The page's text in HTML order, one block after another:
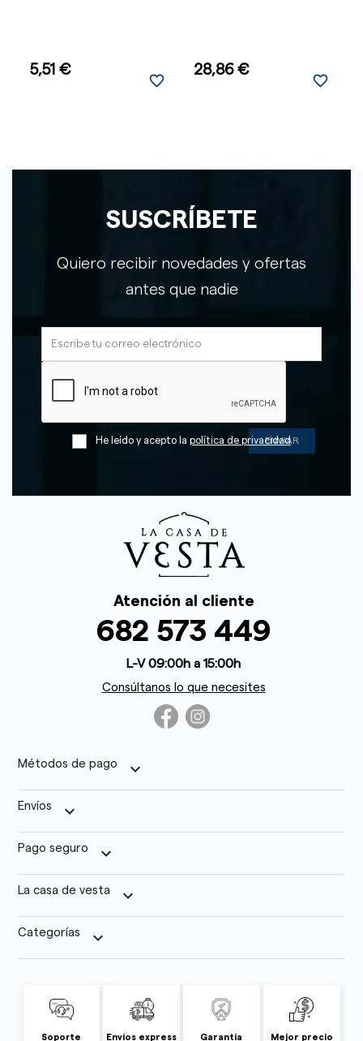
5,51 €
favorite_border
28,86 €
favorite_border
SUSCRÍBETE
Quiero recibir novedades y ofertas
antes que nadie
He leído y acepto la política de privacidad
Atención al cliente
682 573 449
L-V 09:00h a 15:00h
Consúltanos lo que necesites
Métodos de pago keyboard_arrow_down
Envíos keyboard_arrow_down
Pago seguro keyboard_arrow_down
La casa de vesta keyboard_arrow_down
Categorías keyboard_arrow_down
Soporte Envíos express Garantía Mejor precio